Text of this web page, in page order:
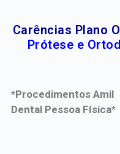
Carências Plano
Prótese e
*Procedimentos Amil
Dental Pessoa Física*